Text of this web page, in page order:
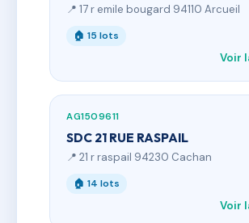
📍 17 r emile bougard 94110 Arcueil
🏠 15 lots
Voir
AG1509611
SDC 21 RUE RASPAIL
📍 21 r raspail 94230 Cachan
🏠 14 lots
Voir